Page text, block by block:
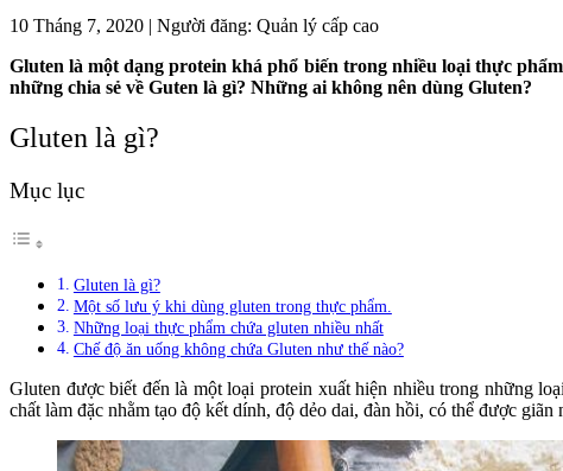
10 Tháng 7, 2020 | Người đăng: Quản lý cấp cao
Gluten là một dạng protein khá phổ biến trong nhiều loại thực
những chia sẻ về Guten là gì? Những ai không nên dùng Gluten?
Gluten là gì?
Mục lục
Gluten là gì?
Một số lưu ý khi dùng gluten trong thực phẩm.
Những loại thực phẩm chứa gluten nhiều nhất
Chế độ ăn uống không chứa Gluten như thế nào?
Gluten được biết đến là một loại protein xuất hiện nhiều trong những
chất làm đặc nhằm tạo độ kết dính, độ dẻo dai, đàn hồi, có thể được